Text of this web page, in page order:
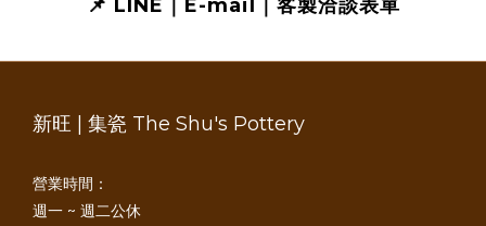
📌 LINE｜E-mail｜客製洽談表單
新旺 | 集瓷 The Shu's Pottery
營業時間：
週一 ~ 週二公休